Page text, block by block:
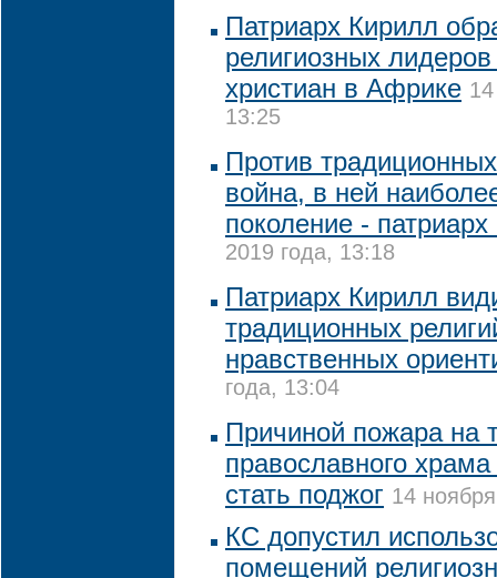
Патриарх Кирилл
религиозных
христиан в Африке
13:25
Против
война, в ней
поколение -
2019 года, 13:18
Патриарх Кирилл
традиционных
нравственных
года, 13:04
Причиной пожара на
православного
стать поджог 14
КС допустил
помещений